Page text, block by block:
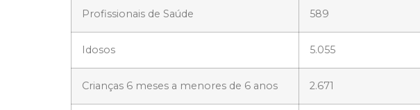
Profissionais de Saúde 589
Idosos 5.055
Crianças 6 meses a menores de 6 anos 2.671